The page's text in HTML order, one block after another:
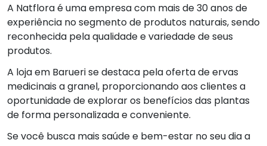
A Natflora é uma empresa com mais de 30 anos de
experiência no segmento de produtos naturais, sendo
reconhecida pela qualidade e variedade de seus
produtos.
A loja em Barueri se destaca pela oferta de ervas
medicinais a granel, proporcionando aos clientes a
oportunidade de explorar os benefícios das plantas
de forma personalizada e conveniente.
Se você busca mais saúde e bem-estar no seu dia a